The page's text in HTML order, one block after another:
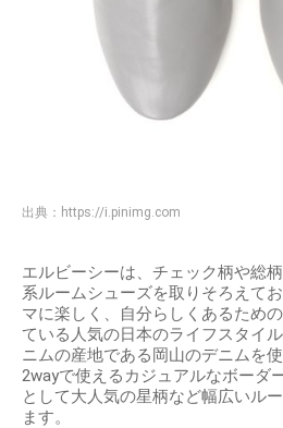
出典： https://i.pinimg.com
エルビーシーは、チェック柄や総
系ルームシューズを取りそろえて
マに楽しく、自分らしくあるため
ている人気の日本のライフスタイ
ニムの産地である岡山のデニムを
2wayで使えるカジュアルなボーダ
として大人気の星柄など幅広いル
ます。